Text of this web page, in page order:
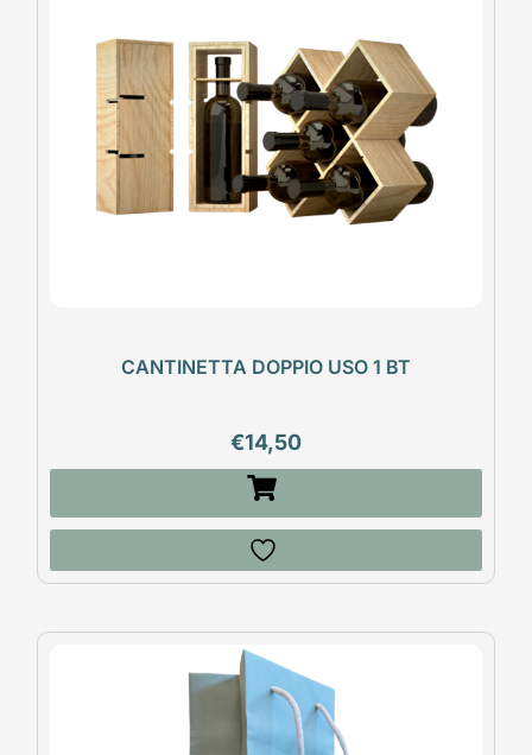
CANTINETTA DOPPIO USO 1 BT
€14,50